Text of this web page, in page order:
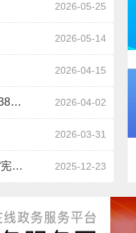
2026-05-25
2026-05-14
2026-04-15
2026-04-02
共建健康城镇·共筑健康防线 ——驻马店市第38个爱国卫生月倡议书
2026-03-31
2025-12-23
市不动产登记交易中心积极组织开展 2025年“宪法宣传周”活动